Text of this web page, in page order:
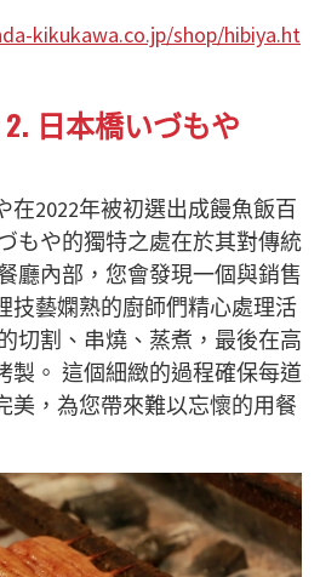
kikukawa.co.jp/shop/hibiya.ht
日本橋いづもや
在2022年被初選出成饅魚飯百
もや的獨特之處在於其對傳統
廳內部，您會發現一個與銷售
技藝嫻熟的廚師們精心處理活
切割、串燒、蒸煮，最後在高
製。 這個細緻的過程確保每道
美，為您帶來難以忘懷的用餐